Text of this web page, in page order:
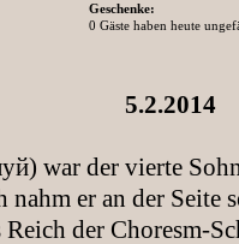
Geschenke:
0 Gäste haben heute
5.2.2014
war der vierte
er an der Seite
der Choresm-